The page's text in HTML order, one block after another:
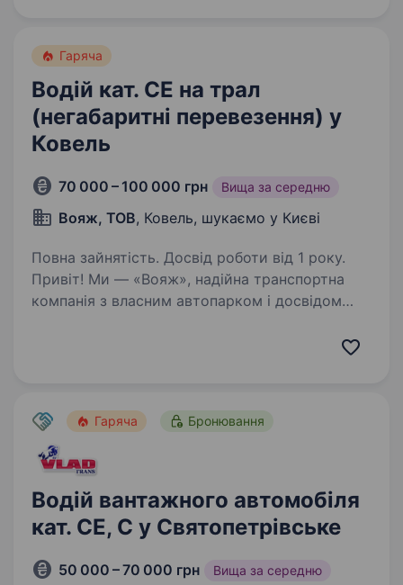
завантаження,…
Гаряча
Водій кат. CE на трал
(негабаритні перевезення) у
Ковель
70 000 – 100 000 грн Вища за середню
Вояж, ТОВ, Ковель, шукаємо у Києві
Повна зайнятість. Досвід роботи від 1 року.
Привіт! Ми — «Вояж», надійна транспортна
компанія з власним автопарком і досвідом
Гаряча Бронювання
Водій вантажного автомобіля
кат. СЕ, С у Святопетрівське
50 000 – 70 000 грн Вища за середню